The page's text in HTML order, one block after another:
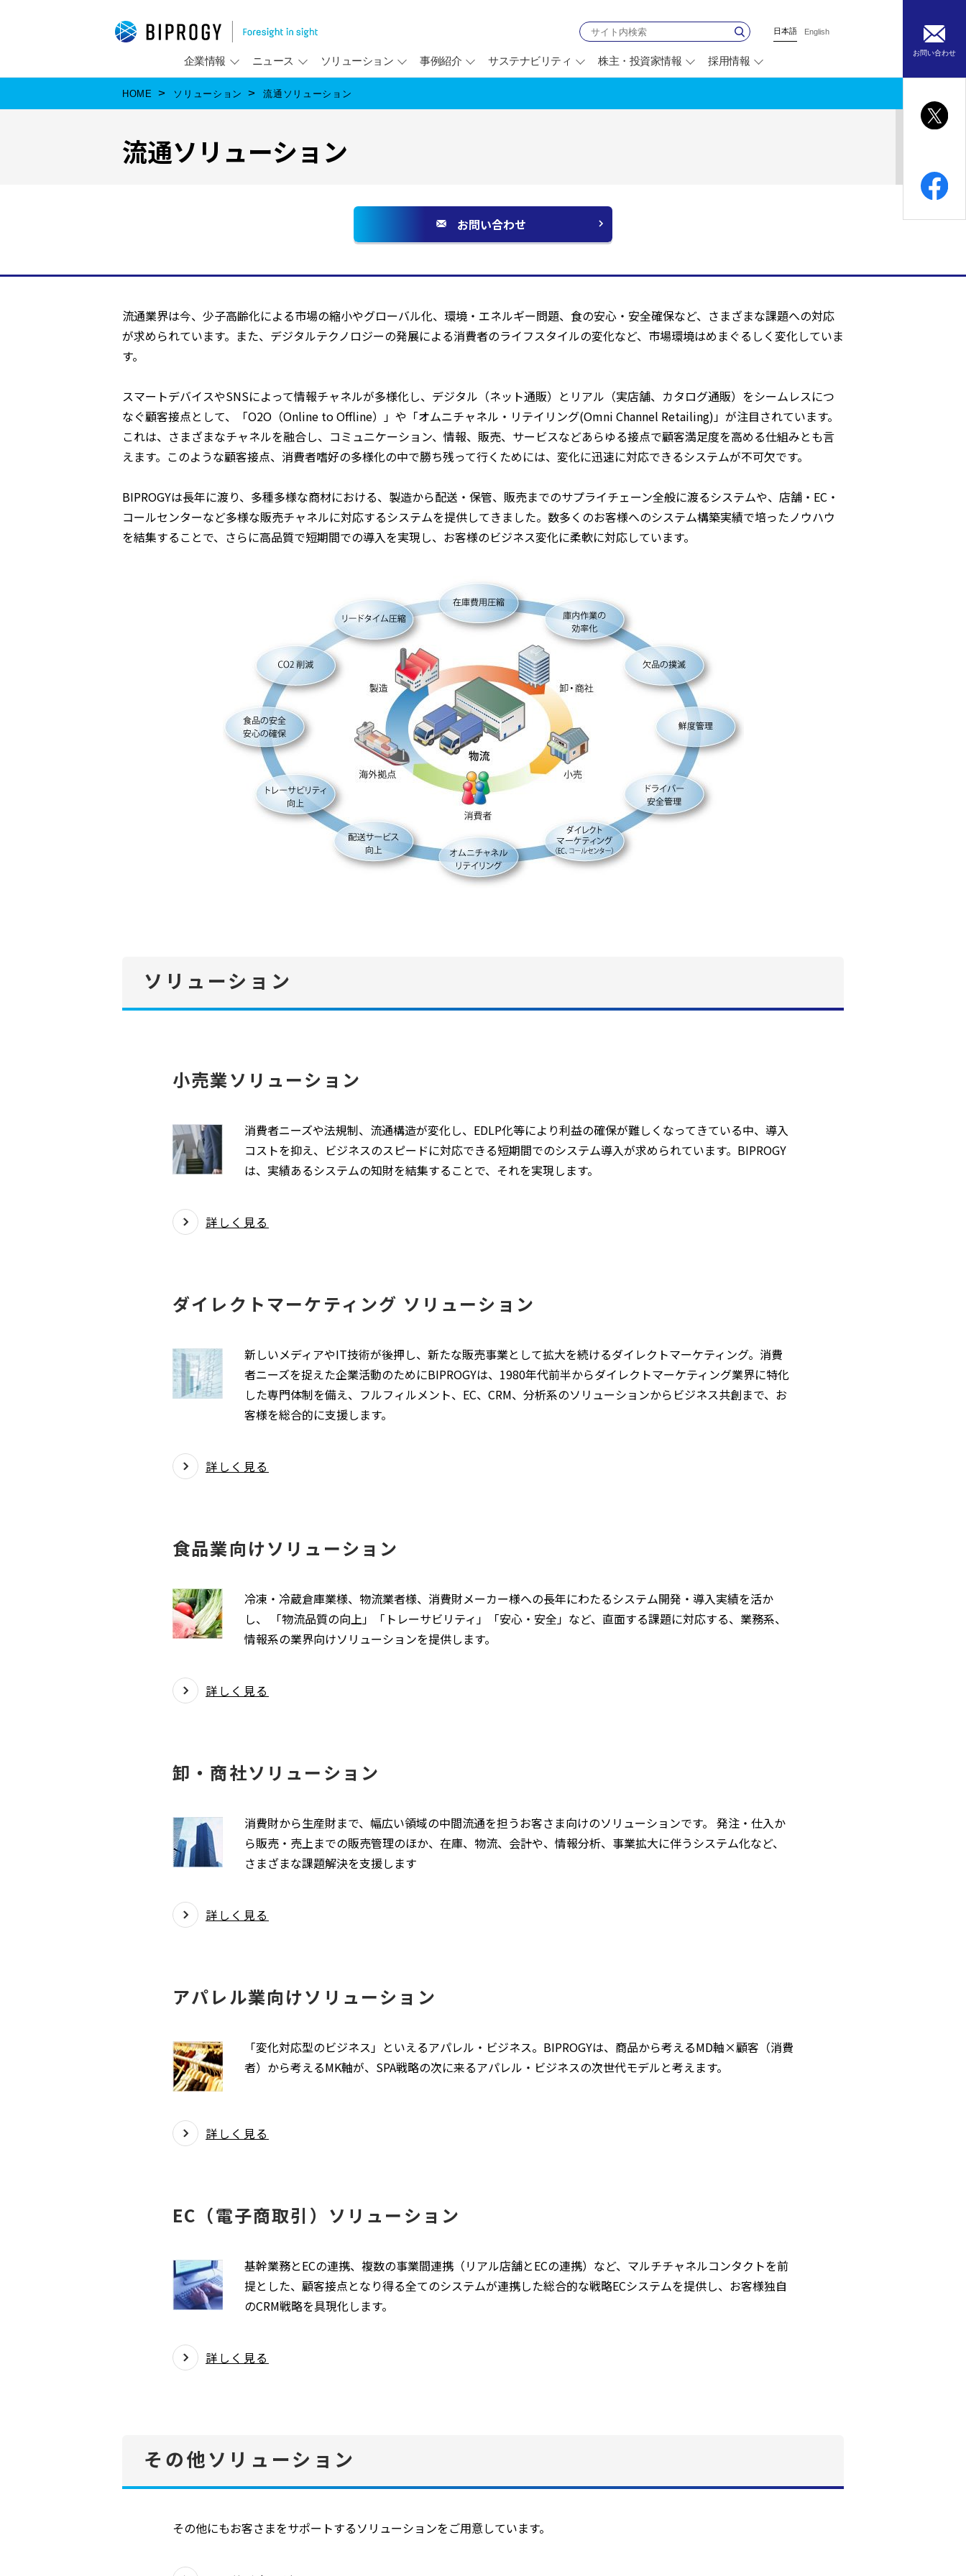
日本語 English
企業情報 ニュース ソリューション 事例紹介 サステナビリティ 株主・投資家情報 採用情報
お問い合わせ
HOME ソリューション 流通ソリューション
流通ソリューション
お問い合わせ
ィ
ド
ウ
く
流通業界は今、少子高齢化による市場の縮小やグローバル化、環境・エネルギー問題、食の安心・安全確保など、さまざまな課題への対応
が求められています。また、デジタルテクノロジーの発展による消費者のライフスタイルの変化など、市場環境はめまぐるしく変化していま
す。
スマートデバイスやSNSによって情報チャネルが多様化し、デジタル（ネット通販）とリアル（実店舗、カタログ通販）をシームレスにつ
なぐ顧客接点として、「O2O（Online to Offline）」や「オムニチャネル・リテイリング(Omni Channel Retailing)」が注目されています。
これは、さまざまなチャネルを融合し、コミュニケーション、情報、販売、サービスなどあらゆる接点で顧客満足度を高める仕組みとも言
えます。このような顧客接点、消費者嗜好の多様化の中で勝ち残って行くためには、変化に迅速に対応できるシステムが不可欠です。
BIPROGYは長年に渡り、多種多様な商材における、製造から配送・保管、販売までのサプライチェーン全般に渡るシステムや、店舗・EC・
コールセンターなど多様な販売チャネルに対応するシステムを提供してきました。数多くのお客様へのシステム構築実績で培ったノウハウ
を結集することで、さらに高品質で短期間での導入を実現し、お客様のビジネス変化に柔軟に対応しています。
ソリューション
小売業ソリューション
消費者ニーズや法規制、流通構造が変化し、EDLP化等により利益の確保が難しくなってきている中、導入
コストを抑え、ビジネスのスピードに対応できる短期間でのシステム導入が求められています。BIPROGY
は、実績あるシステムの知財を結集することで、それを実現します。
詳しく見る
ダイレクトマーケティング ソリューション
新しいメディアやIT技術が後押し、新たな販売事業として拡大を続けるダイレクトマーケティング。消費
者ニーズを捉えた企業活動のためにBIPROGYは、1980年代前半からダイレクトマーケティング業界に特化
した専門体制を備え、フルフィルメント、EC、CRM、分析系のソリューションからビジネス共創まで、お
客様を総合的に支援します。
詳しく見る
食品業向けソリューション
冷凍・冷蔵倉庫業様、物流業者様、消費財メーカー様への長年にわたるシステム開発・導入実績を活か
し、 「物流品質の向上」「トレーサビリティ」「安心・安全」など、直面する課題に対応する、業務系、
情報系の業界向けソリューションを提供します。
詳しく見る
卸・商社ソリューション
消費財から生産財まで、幅広い領域の中間流通を担うお客さま向けのソリューションです。 発注・仕入か
ら販売・売上までの販売管理のほか、在庫、物流、会計や、情報分析、事業拡大に伴うシステム化など、
さまざまな課題解決を支援します
詳しく見る
アパレル業向けソリューション
「変化対応型のビジネス」といえるアパレル・ビジネス。BIPROGYは、商品から考えるMD軸×顧客（消費
者）から考えるMK軸が、SPA戦略の次に来るアパレル・ビジネスの次世代モデルと考えます。
詳しく見る
EC（電子商取引）ソリューション
基幹業務とECの連携、複数の事業間連携（リアル店舗とECの連携）など、マルチチャネルコンタクトを前
提とした、顧客接点となり得る全てのシステムが連携した総合的な戦略ECシステムを提供し、お客様独自
のCRM戦略を具現化します。
詳しく見る
その他ソリューション
その他にもお客さまをサポートするソリューションをご用意しています。